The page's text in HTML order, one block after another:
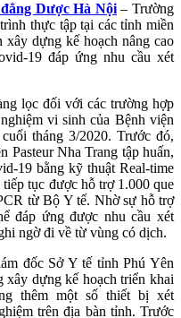
Dược Hà Nội– Trường
thực tập tại các tỉnh miền
dựng kế hoạch nâng cao
19 đáp ứng nhu cầu xét
lọc đối với các trường hợp
vi sinh của Bệnh viện
tháng 3/2020. Trước đó,
Pasteur Nha Trang tập huấn,
19 bằng kỹ thuật Real-time
tục được hỗ trợ 1.000 que
từ Bộ Y tế. Nhờ sự hỗ trợ
đáp ứng được nhu cầu xét
ngờ đi về từ vùng có dịch.
đốc Sở Y tế tỉnh Phú Yên
xây dựng kế hoạch triển khai
thêm một số thiết bị xét
trên địa bàn tỉnh. Trước